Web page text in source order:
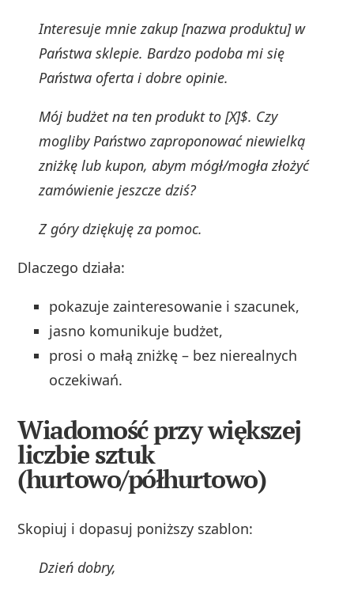
Interesuje mnie zakup [nazwa produktu] w
Państwa sklepie. Bardzo podoba mi się
Państwa oferta i dobre opinie.
Mój budżet na ten produkt to [X]$. Czy
mogliby Państwo zaproponować niewielką
zniżkę lub kupon, abym mógł/mogła złożyć
zamówienie jeszcze dziś?
Z góry dziękuję za pomoc.
Dlaczego działa:
pokazuje zainteresowanie i szacunek,
jasno komunikuje budżet,
prosi o małą zniżkę – bez nierealnych
oczekiwań.
Wiadomość przy większej
liczbie sztuk
(hurtowo/półhurtowo)
Skopiuj i dopasuj poniższy szablon:
Dzień dobry,